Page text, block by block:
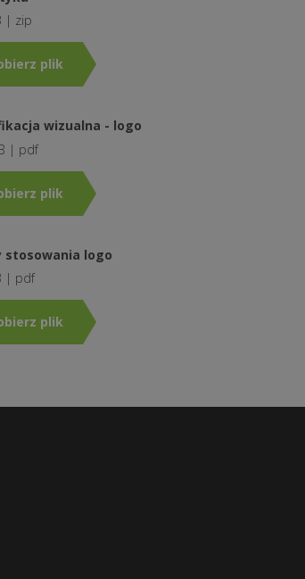
| zip
plik
wizualna - logo
| pdf
plik
stosowania logo
| pdf
plik